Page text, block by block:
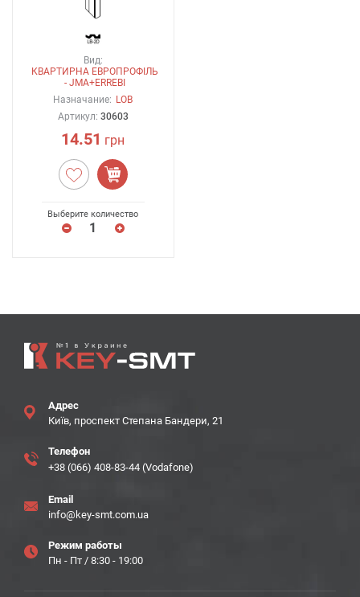
Вид:
КВАРТИРНА ЕВРОПРОФІЛЬ
- JMA+ERREBI
Назначание: LOB
Артикул: 30603
14.51 грн
Выберите количество
Адрес
Київ, проспект Степана Бандери, 21
Телефон
+38 (066) 408-83-44 (Vodafone)
Email
info@key-smt.com.ua
Режим работы
Пн - Пт / 8:30 - 19:00